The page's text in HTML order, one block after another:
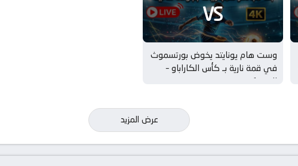
VS
وست هام يونايتد يخوض بورتسموث
في قمة نارية بـ كأس الكاراباو –
الدور 1
عرض المزيد